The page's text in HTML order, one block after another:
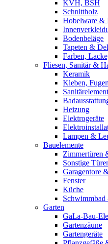
KVH, BSH
Schnittholz
Hobelware &
Bodenbeläge
Tapeten &
Farben,
Fliesen, Sanitär &
Keramik
Kleben,
Heizung
Elektrogeräte
Lampen &
Bauelemente
Zimmertüren
Sonstige
Garagentore
Fenster
Küche
Schwimmbad
Garten
GaLa-Bau-
Gartenzäune
Gartengeräte